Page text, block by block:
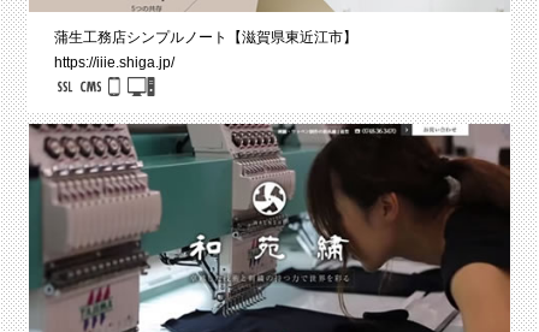
蒲生工務店シンプルノート【滋賀県東近江市】
https://iiie.shiga.jp/